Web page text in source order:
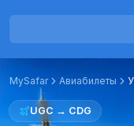
MySafar Авиабилеты
UGC → CDG